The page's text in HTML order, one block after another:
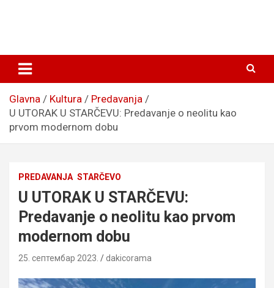
Glavna Kultura
Predavanja
U UTORAK U STARČEVU: Predavanje o neolitu kao
prvom modernom dobu
PREDAVANJA STARČEVO
U UTORAK U STARČEVU:
Predavanje o neolitu kao prvom
modernom dobu
25. септембар 2023. dakicorama